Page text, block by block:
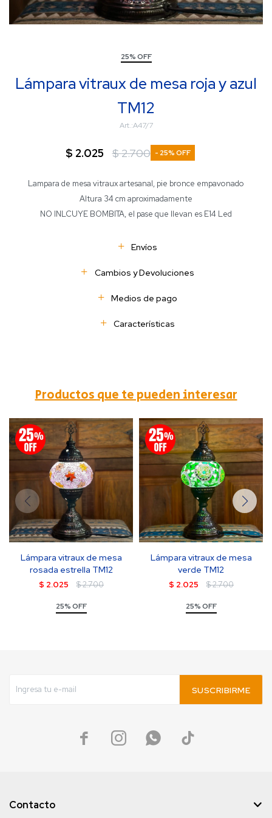
25% OFF
Lámpara vitraux de mesa roja y azul
TM12
A47/7
$ 2.025 $2.700 25
Lampara de mesa vitraux artesanal, pie bronce empavonado
Altura 34 cm aproximadamente
NO INLCUYE BOMBITA, el pase que llevan es E14 Led
Envíos
Cambios y Devoluciones
Medios de pago
Características
Productos que te pueden interesar
Lámpara vitraux de mesa
rosada estrella TM12
$ 2.025 $2.700
25% OFF
Lámpara vitraux de mesa
verde TM12
$ 2.025 $2.700
25% OFF
SUSCRIBIRME
   
Contacto